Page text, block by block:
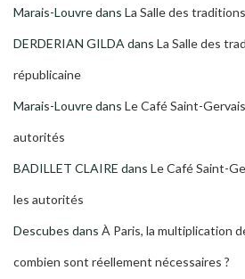
Marais-Louvredans La Salle des
DERDERIAN GILDA dans La Salle des
républicaine
Marais-Louvredans Le Café Saint-
autorités
BADILLET CLAIRE dans Le Café Saint-
les autorités
Descubes dans À Paris, la multiplication
combien sont réellement nécessaires ?